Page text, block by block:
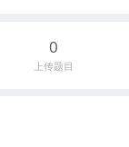
0
上传题目